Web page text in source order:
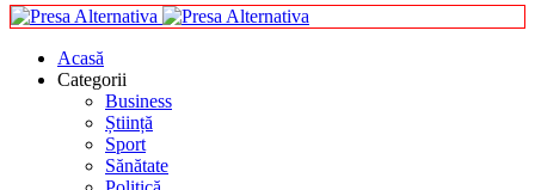
Acasă
Categorii
Business
Știință
Sport
Sănătate